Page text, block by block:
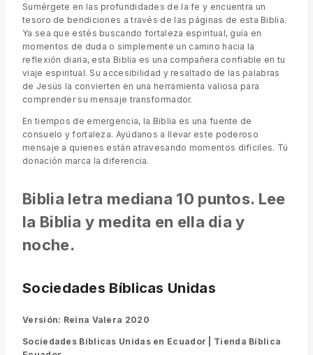
Sumérgete en las profundidades de la fe y encuentra un
tesoro de bendiciones a través de las páginas de esta Biblia.
Ya sea que estés buscando fortaleza espiritual, guía en
momentos de duda o simplemente un camino hacia la
reflexión diaria, esta Biblia es una compañera confiable en tu
viaje espiritual. Su accesibilidad y resaltado de las palabras
de Jesús la convierten en una herramienta valiosa para
comprender su mensaje transformador.
En tiempos de emergencia, la Biblia es una fuente de
consuelo y fortaleza. Ayúdanos a llevar este poderoso
mensaje a quienes están atravesando momentos difíciles. Tú
donación marca la diferencia.
Biblia letra mediana 10 puntos. Lee
la Biblia y medita en ella dia y
noche.
Sociedades Bíblicas Unidas
Versión: Reina Valera 2020
Sociedades Bíblicas Unidas en Ecuador | Tienda Bíblica